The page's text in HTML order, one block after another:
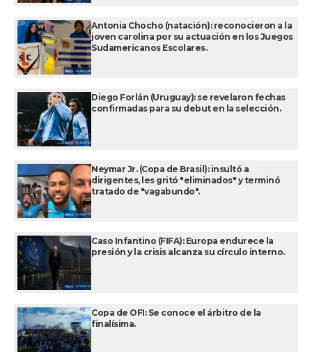
Antonia Chocho (natación): reconocieron a la
joven carolina por su actuación en los Juegos
Sudamericanos Escolares.
Diego Forlán (Uruguay): se revelaron fechas
confirmadas para su debut en la selección.
Neymar Jr. (Copa de Brasil): insultó a
dirigentes, les gritó "eliminados" y terminó
tratado de "vagabundo".
Caso Infantino (FIFA): Europa endurece la
presión y la crisis alcanza su círculo interno.
Copa de OFI: Se conoce el árbitro de la
finalísima.